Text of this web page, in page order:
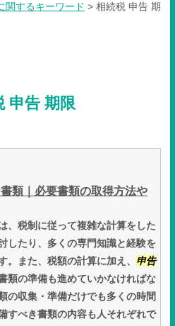
関するキーワード > 相続税 申告 期
申告 期限
類｜必要書類の取得方法や
、税制に従って複雑な計算をした
したり、多くの専門知識と経験を
。また、税額の計算に加え、 申告
類の準備も進めていかなければな
の収集・準備だけでも多くの時間
すべき書類の内容も人それぞれで